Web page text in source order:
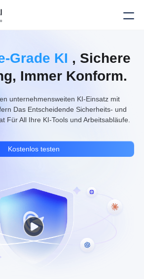
Grade KI , Sichere
Immer Konform.
unternehmensweiten KI-Einsatz mit
Das Entscheidende Sicherheits- und
Für All Ihre KI-Tools und Arbeitsabläufe.
Kostenlos testen